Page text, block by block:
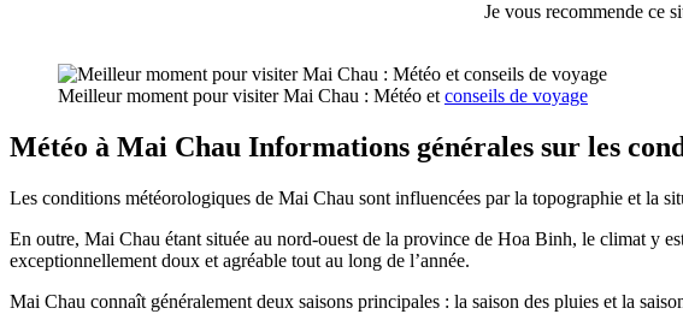
Je vous recommende ce
Meilleur moment pour visiter Mai Chau : Météo et conseils de voyage
Météo à Mai Chau Informations générales sur les
Les conditions météorologiques de Mai Chau sont influencées par la topographie et la
En outre, Mai Chau étant située au nord-ouest de la province de Hoa Binh, le climat y
exceptionnellement doux et agréable tout au long de l’année.
Mai Chau connaît généralement deux saisons principales : la saison des pluies et la